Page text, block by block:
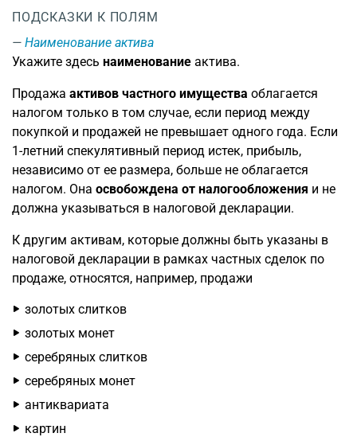
ПОДСКАЗКИ К ПОЛЯМ
Наименование актива
Укажите здесь наименование актива.
Продажа активов частного имущества облагается
налогом только в том случае, если период между
покупкой и продажей не превышает одного года. Если
1-летний спекулятивный период истек, прибыль,
независимо от ее размера, больше не облагается
налогом. Она освобождена от налогообложения и не
должна указываться в налоговой декларации.
К другим активам, которые должны быть указаны в
налоговой декларации в рамках частных сделок по
продаже, относятся, например, продажи
золотых слитков
золотых монет
серебряных слитков
серебряных монет
антиквариата
картин